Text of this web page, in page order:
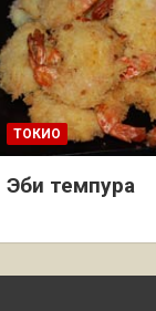
ТОКИО
Эби темпура